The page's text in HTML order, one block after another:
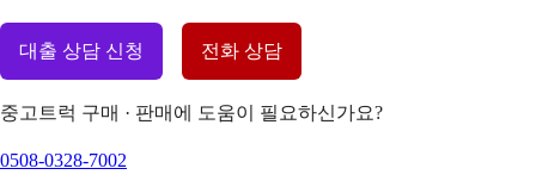
대출 상담 신청 전화 상담
중고트럭 구매 · 판매에 도움이 필요하신가요?
0508-0328-7002